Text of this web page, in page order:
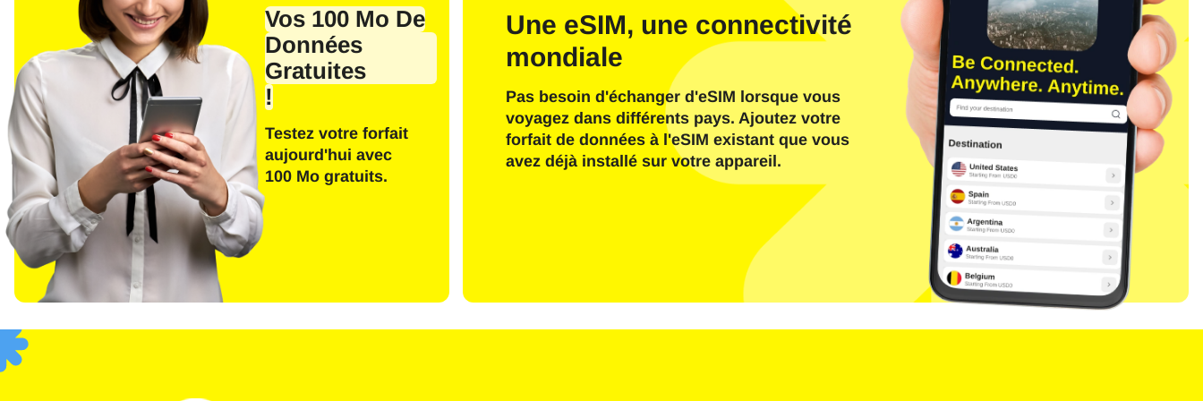
Vos 100 Mo De
Données
Gratuites
!
Testez votre forfait
aujourd'hui avec
100 Mo gratuits.
Une eSIM, une connectivité
mondiale
Pas besoin d'échanger d'eSIM lorsque vous
voyagez dans différents pays. Ajoutez votre
forfait de données à l'eSIM existant que vous
avez déjà installé sur votre appareil.
English Español
Fermer la fenêtre contextuelle
Sélectionnez la devise :
Devise de recherche
KRW - Won Sud Coréen
E-mail
Envoyer Le Code OTP
Ou connectez-vous avec